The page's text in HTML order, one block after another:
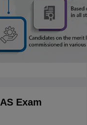
Exam